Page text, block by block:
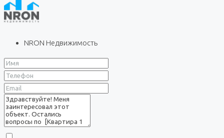
NRON Недвижимость